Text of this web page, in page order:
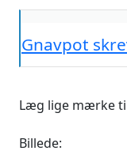
Gnavpot
Læg lige mærke
Billede: